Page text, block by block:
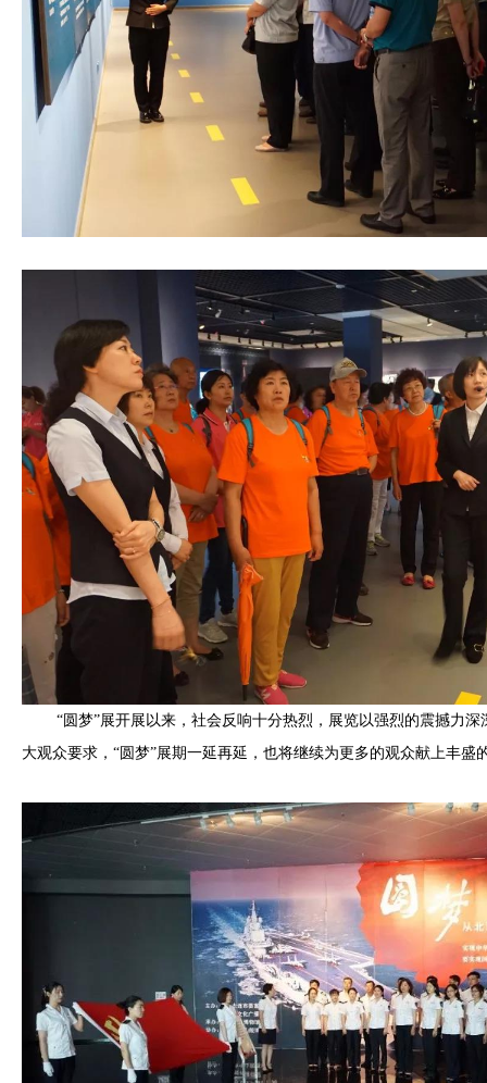
“圆梦”展开展以来，社会反响十分热烈，展览以强烈的震撼力深
大观众要求，“圆梦”展期一延再延，也将继续为更多的观众献上丰盛